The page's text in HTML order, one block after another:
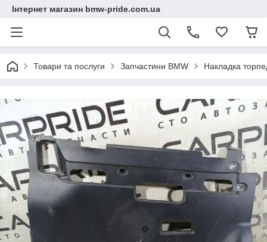
Інтернет магазин bmw-pride.com.ua
Товари та послуги Запчастини BMW Накладка